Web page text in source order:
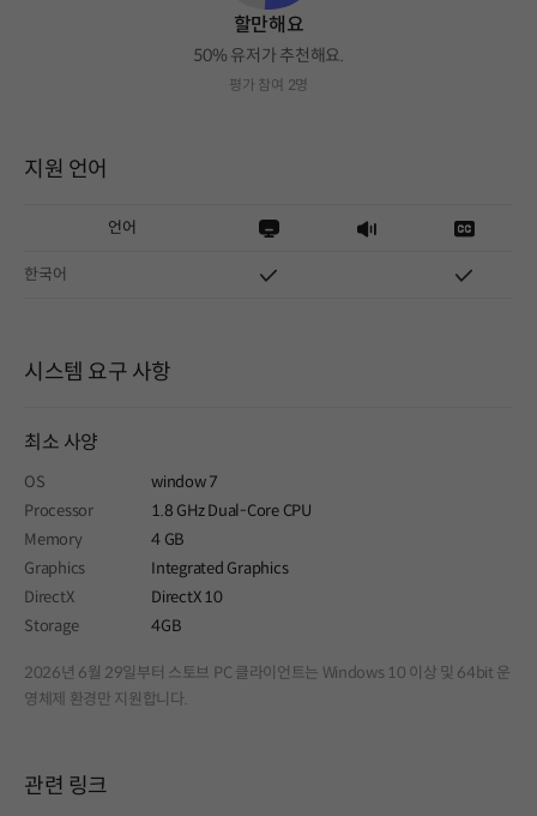
할만해요
50% 유저가 추천해요.
평가 참여 2명
지원 언어
언어
한국어
시스템 요구 사항
최소 사양
OS
window 7
Processor
1.8 GHz Dual-Core CPU
Memory
4 GB
Graphics
Integrated Graphics
DirectX
DirectX 10
Storage
4GB
2026년 6월 29일부터 스토브 PC 클라이언트는 Windows 10 이상 및 64bit 운
영체제 환경만 지원합니다.
관련 링크